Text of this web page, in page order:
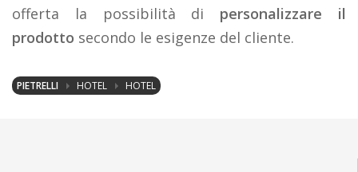
offerta la possibilità di personalizzare il
prodotto secondo le esigenze del cliente.
PIETRELLI HOTEL HOTEL